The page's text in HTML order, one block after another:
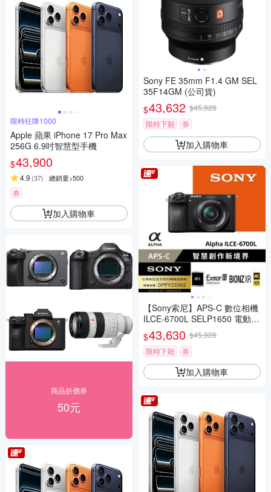
限時狂降1000
Apple 蘋果 iPhone 17 Pro Max
256G 6.9吋智慧型手機
$43,900
4.9 (37) 總銷量>500
券
加入購物車
商品折價券
50元
Sony FE 35mm F1.4 GM SEL
35F14GM (公司貨)
$43,632 $45,928
限時下殺
券
加入購物車
【Sony索尼】APS-C 數位相機
ILCE-6700L SELP1650 電動變
焦鏡組(公司貨 保固18+6個月)
$43,630 $45,926
限時下殺
券
加入購物車